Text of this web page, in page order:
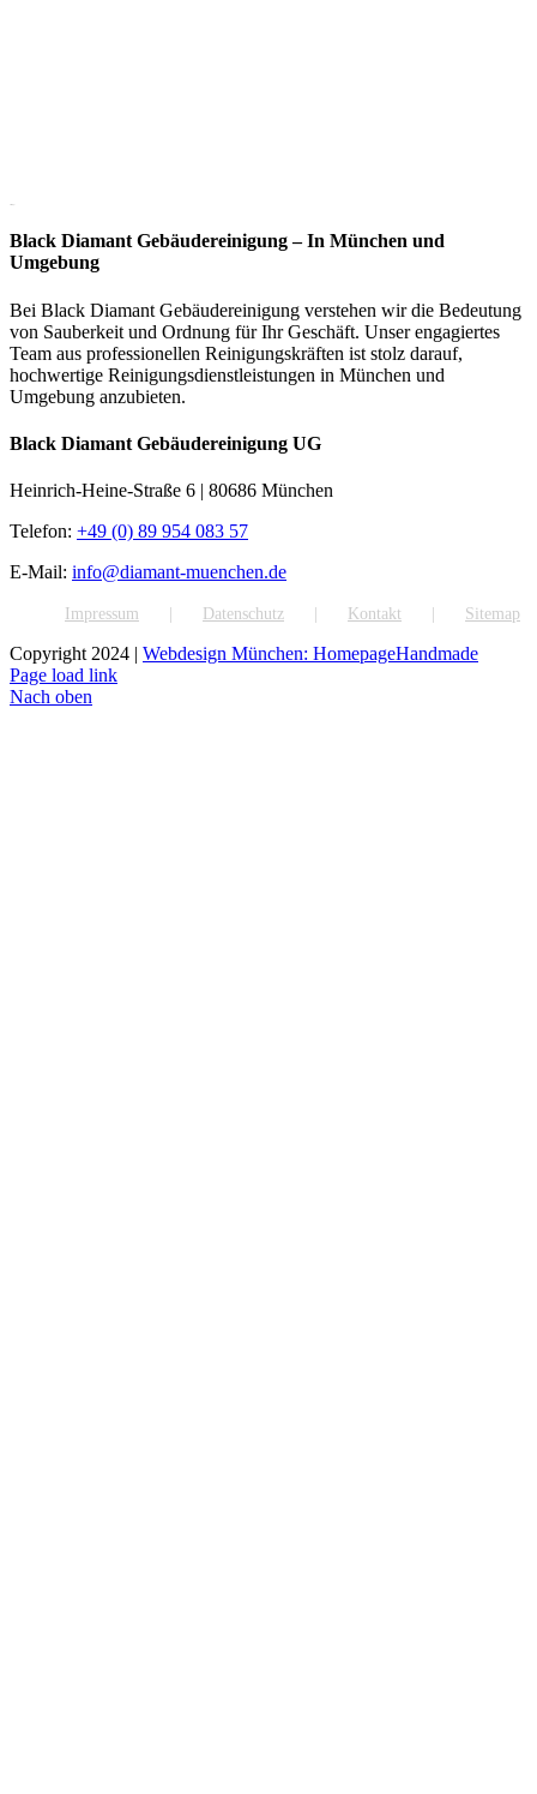
Black Diamant Gebäudereinigung – In München und
Umgebung
Bei Black Diamant Gebäudereinigung verstehen wir die Bedeutung
von Sauberkeit und Ordnung für Ihr Geschäft. Unser engagiertes
Team aus professionellen Reinigungskräften ist stolz darauf,
hochwertige Reinigungsdienstleistungen in München und
Umgebung anzubieten.
Black Diamant Gebäudereinigung UG
Heinrich-Heine-Straße 6 | 80686 München
Telefon: +49 (0) 89 954 083 57
E-Mail: info@diamant-muenchen.de
Impressum Datenschutz Kontakt Sitemap
Copyright 2024 | Webdesign München: HomepageHandmade
Page load link
Nach oben